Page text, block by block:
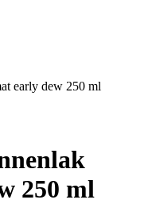
early dew 250 ml
250 ml